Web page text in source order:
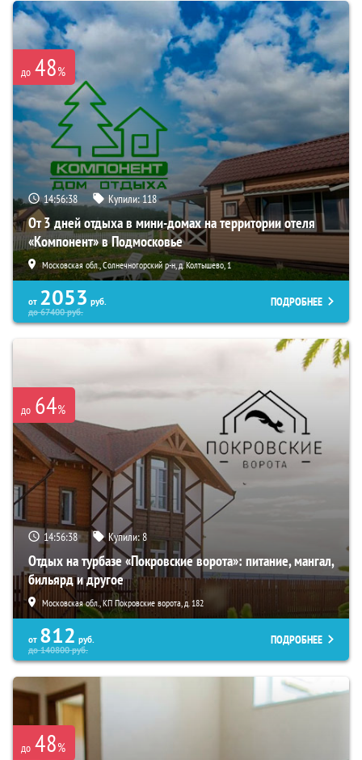
до 48%
14:56:36 Купили: 118
От 3 дней отдыха в мини-домах на территории отеля
«Компонент» в Подмосковье
Московская обл., Солнечногорский р-н, д. Колтышево, 1
от 2053 руб.
до67400руб.
ПОДРОБНЕЕ
до 64%
14:56:36 Купили:8
Отдых на турбазе «Покровские ворота»: питание, мангал,
бильярд и другое
Московская обл., КП Покровские ворота, д. 182
от 812 руб.
до140800руб.
ПОДРОБНЕЕ
до 48%